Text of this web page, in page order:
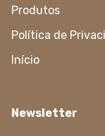
Produtos
Política de
Início
Newsletter